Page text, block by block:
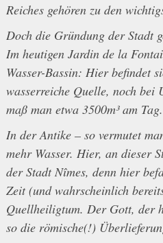
Reiches gehören zu den
Doch die Gründung der Stadt
Im heutigen Jardin de la
Wasser-Bassin: Hier befindet
wasserreiche Quelle, noch bei
maß man etwa 3500m³ am Tag.
In der Antike – so vermutet
mehr Wasser. Hier, an dieser
der Stadt Nîmes, denn hier
Zeit (und wahrscheinlich
Quellheiligtum. Der Gott, der
so die römische(!)